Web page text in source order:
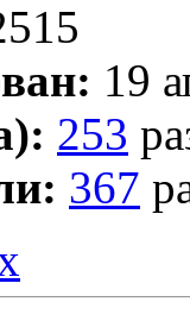
19
253
367